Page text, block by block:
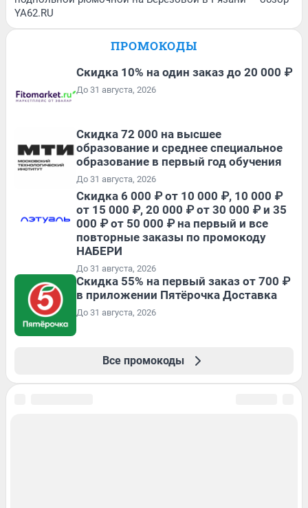
YA62.RU
ПРОМОКОДЫ
Скидка 10% на один заказ до 20 000 ₽
До 31 августа, 2026
Скидка 72 000 на высшее
образование и среднее специальное
образование в первый год обучения
До 31 августа, 2026
Скидка 6 000 ₽ от 10 000 ₽, 10 000 ₽
от 15 000 ₽, 20 000 ₽ от 30 000 ₽ и 35
000 ₽ от 50 000 ₽ на первый и все
повторные заказы по промокоду
НАБЕРИ
До 31 августа, 2026
Скидка 55% на первый заказ от 700 ₽
в приложении Пятёрочка Доставка
До 31 августа, 2026
Все промокоды